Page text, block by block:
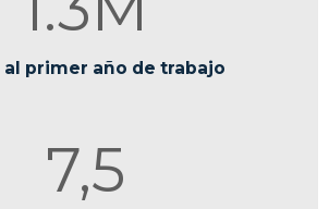
al primer año de trabajo
7,5